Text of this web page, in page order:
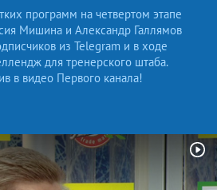
программ на четвертом этапе
Мишина и Александр Галлямов
из Telegram и в ходе
для тренерского штаба.
в видео Первого канала!